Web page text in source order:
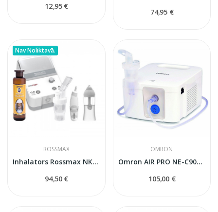
12,95 €
74,95 €
Nav Noliktavā.
ROSSMAX
Inhalators Rossmax NK1000
94,50 €
OMRON
Omron AIR PRO NE-C900 inhalators
105,00 €